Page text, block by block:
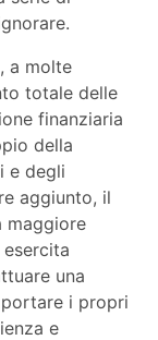
a molte
totale delle
finanziaria
della
e degli
aggiunto, il
maggiore
una
i propri
e